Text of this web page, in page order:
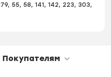
55, 58, 141, 142, 223, 303,
Покупателям